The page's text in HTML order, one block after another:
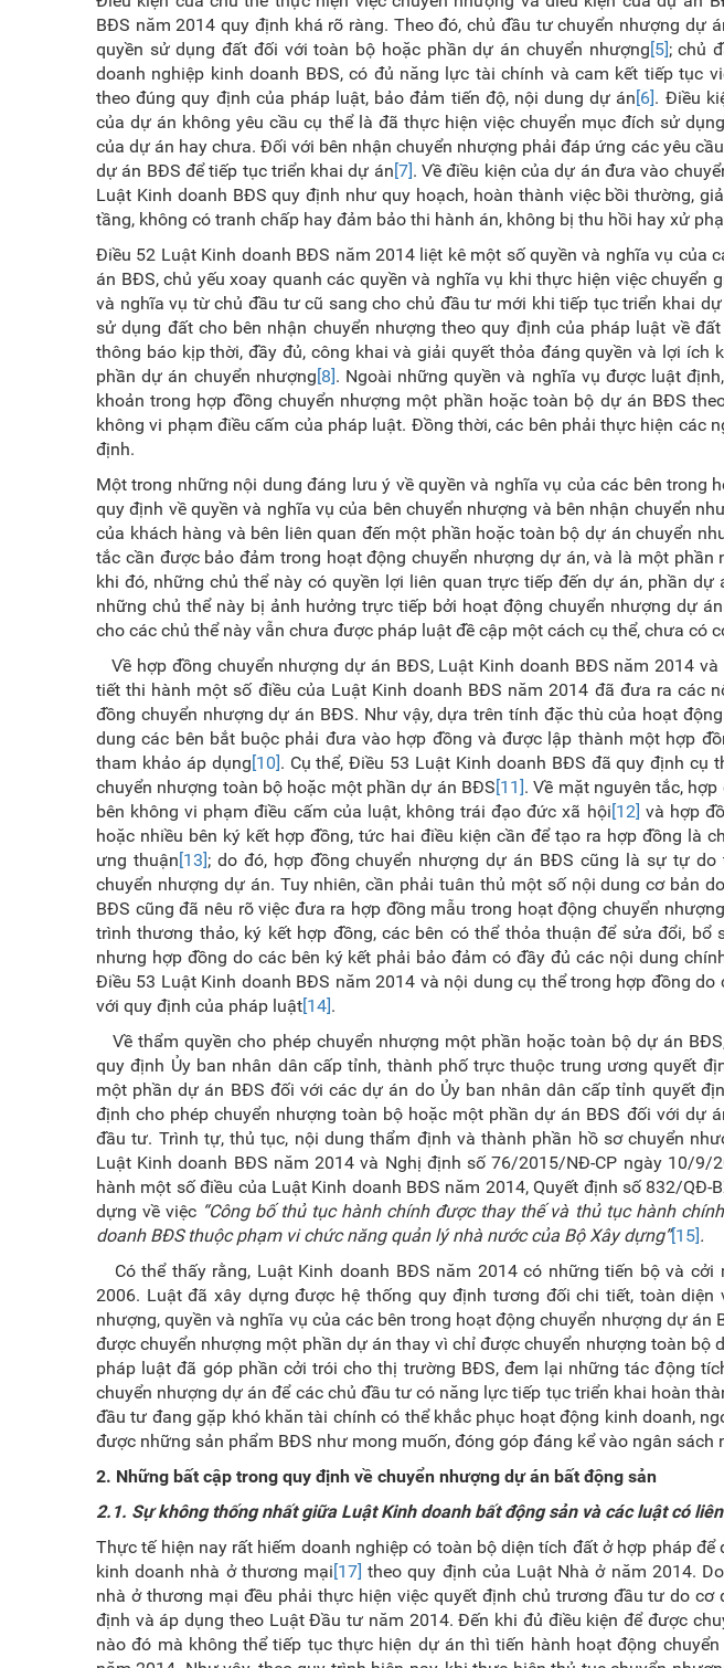
BĐS năm 2014 quy định khá rõ ràng. Theo đó, chủ đầu tư chuyển nhượng dự
quyền sử dụng đất đối với toàn bộ hoặc phần dự án chuyển nhượng[5]; chủ
doanh nghiệp kinh doanh BĐS, có đủ năng lực tài chính và cam kết tiếp tục
theo đúng quy định của pháp luật, bảo đảm tiến độ, nội dung dự án[6]. Điều
của dự án không yêu cầu cụ thể là đã thực hiện việc chuyển mục đích sử
của dự án hay chưa. Đối với bên nhận chuyển nhượng phải đáp ứng các yêu
dự án BĐS để tiếp tục triển khai dự án[7]. Về điều kiện của dự án đưa vào
Luật Kinh doanh BĐS quy định như quy hoạch, hoàn thành việc bồi thường,
tầng, không có tranh chấp hay đảm bảo thi hành án, không bị thu hồi hay xử
Điều 52 Luật Kinh doanh BĐS năm 2014 liệt kê một số quyền và nghĩa vụ của
án BĐS, chủ yếu xoay quanh các quyền và nghĩa vụ khi thực hiện việc chuyển
và nghĩa vụ từ chủ đầu tư cũ sang cho chủ đầu tư mới khi tiếp tục triển khai
sử dụng đất cho bên nhận chuyển nhượng theo quy định của pháp luật về
thông báo kịp thời, đầy đủ, công khai và giải quyết thỏa đáng quyền và lợi ích
phần dự án chuyển nhượng[8]. Ngoài những quyền và nghĩa vụ được luật
khoản trong hợp đồng chuyển nhượng một phần hoặc toàn bộ dự án BĐS
không vi phạm điều cấm của pháp luật. Đồng thời, các bên phải thực hiện các
định.
Một trong những nội dung đáng lưu ý về quyền và nghĩa vụ của các bên trong
quy định về quyền và nghĩa vụ của bên chuyển nhượng và bên nhận chuyển
của khách hàng và bên liên quan đến một phần hoặc toàn bộ dự án chuyển
tắc cần được bảo đảm trong hoạt động chuyển nhượng dự án, và là một phần
khi đó, những chủ thể này có quyền lợi liên quan trực tiếp đến dự án, phần dự
những chủ thể này bị ảnh hưởng trực tiếp bởi hoạt động chuyển nhượng dự
cho các chủ thể này vẫn chưa được pháp luật đề cập một cách cụ thể, chưa có
Về hợp đồng chuyển nhượng dự án BĐS, Luật Kinh doanh BĐS năm 2014
tiết thi hành một số điều của Luật Kinh doanh BĐS năm 2014 đã đưa ra các
đồng chuyển nhượng dự án BĐS. Như vậy, dựa trên tính đặc thù của hoạt
dung các bên bắt buộc phải đưa vào hợp đồng và được lập thành một hợp
tham khảo áp dụng[10]. Cụ thể, Điều 53 Luật Kinh doanh BĐS đã quy định cụ
chuyển nhượng toàn bộ hoặc một phần dự án BĐS[11]. Về mặt nguyên tắc,
bên không vi phạm điều cấm của luật, không trái đạo đức xã hội[12] và hợp
hoặc nhiều bên ký kết hợp đồng, tức hai điều kiện cần để tạo ra hợp đồng là
ưng thuận[13]; do đó, hợp đồng chuyển nhượng dự án BĐS cũng là sự tự
chuyển nhượng dự án. Tuy nhiên, cần phải tuân thủ một số nội dung cơ bản
BĐS cũng đã nêu rõ việc đưa ra hợp đồng mẫu trong hoạt động chuyển
trình thương thảo, ký kết hợp đồng, các bên có thể thỏa thuận để sửa đổi, bổ
nhưng hợp đồng do các bên ký kết phải bảo đảm có đầy đủ các nội dung
Điều 53 Luật Kinh doanh BĐS năm 2014 và nội dung cụ thể trong hợp đồng
với quy định của pháp luật[14].
Về thẩm quyền cho phép chuyển nhượng một phần hoặc toàn bộ dự án
quy định Ủy ban nhân dân cấp tỉnh, thành phố trực thuộc trung ương quyết
một phần dự án BĐS đối với các dự án do Ủy ban nhân dân cấp tỉnh quyết
định cho phép chuyển nhượng toàn bộ hoặc một phần dự án BĐS đối với dự
đầu tư. Trình tự, thủ tục, nội dung thẩm định và thành phần hồ sơ chuyển
Luật Kinh doanh BĐS năm 2014 và Nghị định số 76/2015/NĐ-CP ngày 10/9/
hành một số điều của Luật Kinh doanh BĐS năm 2014, Quyết định số 832/
dựng về việc “Công bố thủ tục hành chính được thay thế và thủ tục hành
doanh BĐS thuộc phạm vi chức năng quản lý nhà nước của Bộ Xây dựng”[15].
Có thể thấy rằng, Luật Kinh doanh BĐS năm 2014 có những tiến bộ và
2006. Luật đã xây dựng được hệ thống quy định tương đối chi tiết, toàn diện
nhượng, quyền và nghĩa vụ của các bên trong hoạt động chuyển nhượng dự án
được chuyển nhượng một phần dự án thay vì chỉ được chuyển nhượng toàn bộ
pháp luật đã góp phần cởi trói cho thị trường BĐS, đem lại những tác động
chuyển nhượng dự án để các chủ đầu tư có năng lực tiếp tục triển khai hoàn
đầu tư đang gặp khó khăn tài chính có thể khắc phục hoạt động kinh doanh,
được những sản phẩm BĐS như mong muốn, đóng góp đáng kể vào ngân sách
2. Những bất cập trong quy định về chuyển nhượng dự án bất động sản
2.1. Sự không thống nhất giữa Luật Kinh doanh bất động sản và các luật có
Thực tế hiện nay rất hiếm doanh nghiệp có toàn bộ diện tích đất ở hợp pháp
kinh doanh nhà ở thương mại[17] theo quy định của Luật Nhà ở năm 2014.
nhà ở thương mại đều phải thực hiện việc quyết định chủ trương đầu tư do
định và áp dụng theo Luật Đầu tư năm 2014. Đến khi đủ điều kiện để được
nào đó mà không thể tiếp tục thực hiện dự án thì tiến hành hoạt động